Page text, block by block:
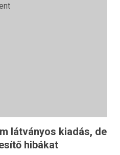
látványos kiadás, de
hibákat